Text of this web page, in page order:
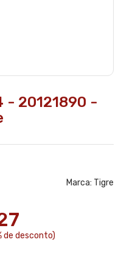
- 20121890 -
Marca: Tigre
de desconto)